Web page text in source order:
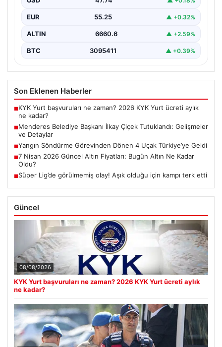
14…
EUR 55.25 ▲ +0.32%
ALTIN 6660.6 ▲ +2.59%
BTC 3095411 ▲ +0.39%
Son Eklenen Haberler
■KYK Yurt başvuruları ne zaman? 2026 KYK Yurt ücreti aylık
ne kadar?
■Menderes Belediye Başkanı İlkay Çiçek Tutuklandı: Gelişmeler
ve Detaylar
■Yangın Söndürme Görevinden Dönen 4 Uçak Türkiye’ye Geldi
■7 Nisan 2026 Güncel Altın Fiyatları: Bugün Altın Ne Kadar
Oldu?
■Süper Lig’de görülmemiş olay! Aşık olduğu için kampı terk etti
Güncel
08/08/2026
KYK Yurt başvuruları ne zaman? 2026 KYK Yurt ücreti aylık
ne kadar?